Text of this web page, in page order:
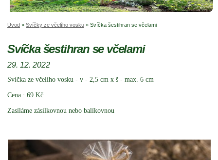
Úvod » Svíčky ze včelího vosku » Svíčka šestihran se včelami
Svíčka šestihran se včelami
29. 12. 2022
Svíčka ze včelího vosku - v - 2,5 cm x š - max. 6 cm
Cena : 69 Kč
Zasíláme zásilkovnou nebo balíkovnou